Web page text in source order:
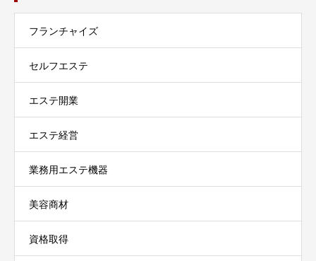
フランチャイズ
セルフエステ
エステ開業
エステ経営
業務用エステ機器
美容商材
資格取得